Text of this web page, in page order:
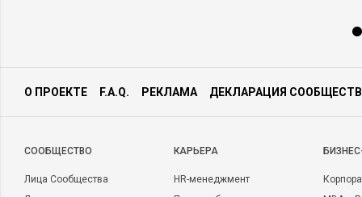
О ПРОЕКТЕ F.A.Q. РЕКЛАМА ДЕКЛАРАЦИЯ
CООБЩЕСТВО
Лица Сообщества
КАРЬЕРА
HR-менеджмент